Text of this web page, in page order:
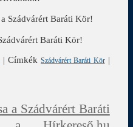
Baráti Kör!
| Címkék Szádvárért Baráti Kör|
a Szádvárért Baráti